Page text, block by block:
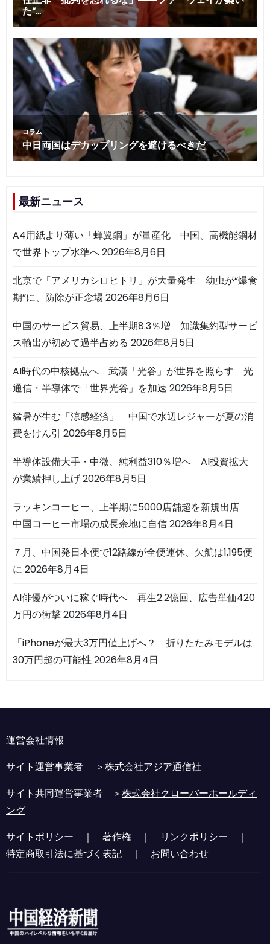
最新ニュース
A4用紙より薄い「蝉翼鋼」が量産化 中国、高機能鋼材
で世界トップ水準へ2026年8月6日
北京で「アメリカシロヒトリ」が大量発生 幼虫が“爆食
期”に、防除が正念場2026年8月6日
中国のサービス貿易、上半期8.3％増 知識集約型サービ
ス輸出が初めて過半占める 2026年8月5日
AI時代の中核拠点へ 武漢「光谷」が世界を照らす 光
通信・半導体で「世界光谷」を加速 2026年8月5日
猛暑が生む「涼感経済」 中国で水辺レジャーが夏の消
費をけん引 2026年8月5日
半導体設備大手・中微、純利益310％増へ AI投資拡大
が業績押し上げ2026年8月5日
ラッキンコーヒー、上半期に5000店舗超を新規出店
中国コーヒー市場の成長余地に自信2026年8月4日
７月、中国発日本便で12路線が全便運休、欠航は1,195便
に 2026年8月4日
AI俳優がついに稼ぐ時代へ 再生2.2億回、広告単価420
万円の衝撃2026年8月4日
「iPhoneが最大3万円値上げへ？ 折りたたみモデルは
30万円超の可能性2026年8月4日
運営会社情報
サイト運営事業者 ＞株式会社アジア通信社
サイト共同運営事業者 ＞株式会社クローバーホールディ
ング
サイトポリシー ｜ 著作権 ｜ リンクポリシー ｜
特定商取引法に基づく表記 ｜ お問い合わせ